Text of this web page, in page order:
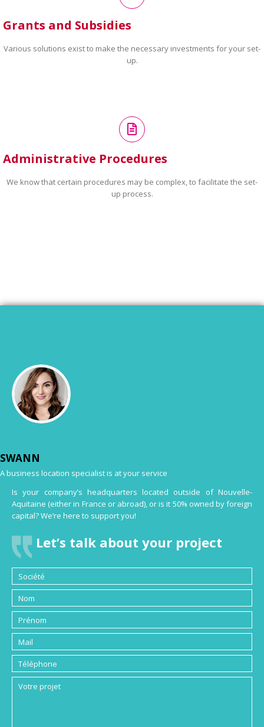
Grants and Subsidies
Various solutions exist to make the necessary investments for your set-
up.
Administrative Procedures
We know that certain procedures may be complex, to facilitate the set-
up process.
SWANN
A business location specialist is at your service
Is your company’s headquarters located outside of Nouvelle-
Aquitaine (either in France or abroad), or is it 50% owned by foreign
capital? We’re here to support you!
Let’s talk about your project